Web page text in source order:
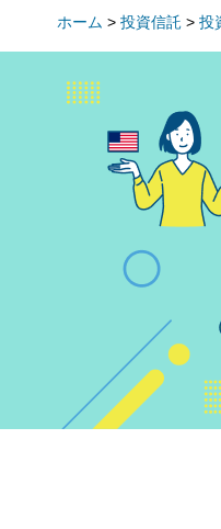
ホーム > 投資信託 > 投